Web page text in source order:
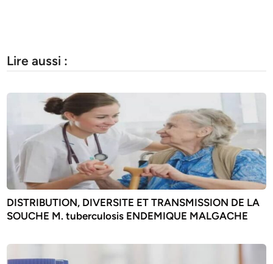
Lire aussi :
DISTRIBUTION, DIVERSITE ET TRANSMISSION DE LA
SOUCHE M. tuberculosis ENDEMIQUE MALGACHE